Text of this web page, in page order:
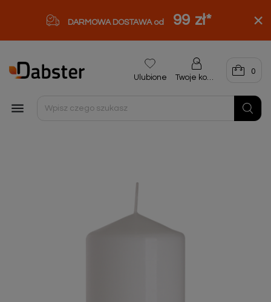
DARMOWA DOSTAWA od 99 zł*

Ulubione Twoje konto
0